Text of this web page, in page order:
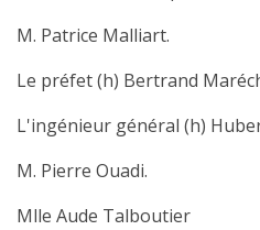
M. Patrice Malliart.
Le préfet (h) Bertrand
L'ingénieur général (h)
M. Pierre Ouadi.
Mlle Aude Talboutier